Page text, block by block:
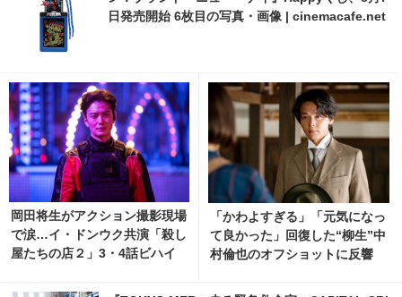
日発売開始 6枚目の写真・画像 | cinemacafe.net
岡田将生がアクション撮影現場
で涙…イ・ドンウク共演「殺し
屋たちの店２」3・4話ビハイ
「かわよすぎる」「元気になっ
て良かった」回復した“柳生”中
村倫也のオフショットに反響